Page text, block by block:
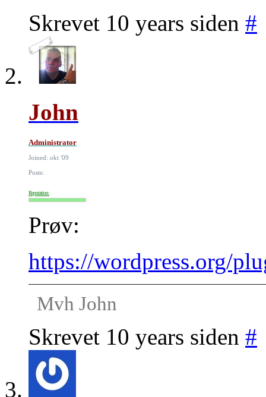
Skrevet 10 years siden #
John
Administrator
Joined: okt '09
Posts:
Reputation:
Prøv:
https://wordpress.org/
Mvh John
Skrevet 10 years siden #